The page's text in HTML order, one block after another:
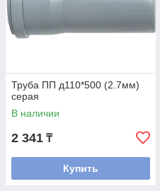
Труба ПП д110*500 (2.7мм)
серая
В наличии
2 341 ₸
Купить